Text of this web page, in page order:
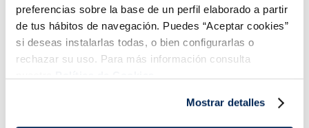
preferencias sobre la base de un perfil elaborado a partir
de tus hábitos de navegación. Puedes “Aceptar cookies”
si deseas instalarlas todas, o bien configurarlas o
rechazar su uso. Para más información consulta
Mostrar detalles
¡Combínalo y hazte un menú de 10!